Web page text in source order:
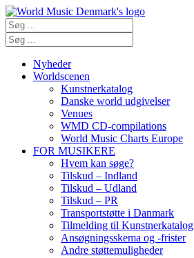
Nyheder
Worldscenen
Kunstnerkatalog
Danske world udgivelser
Venues
WMD CD-compilations
World Music Charts Europe
FOR MUSIKERE
Hvem kan søge?
Tilskud – Indland
Tilskud – Udland
Tilskud – PR
Transportstøtte i Danmark
Tilmelding til Kunstnerkatalog
Ansøgningsskema og -frister
Andre støttemuligheder